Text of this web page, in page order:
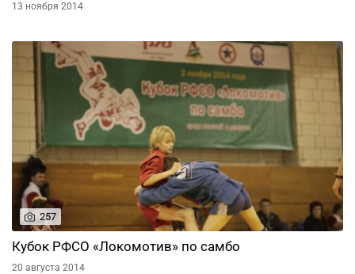
13 ноября 2014
257
Кубок РФСО «Локомотив» по самбо
20 августа 2014